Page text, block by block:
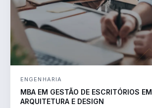
ENGENHARIA
MBA EM GESTÃO DE ESCRITÓRIOS EM
ARQUITETURA E DESIGN